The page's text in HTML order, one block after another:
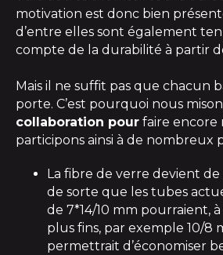
motivation est donc bien
d’entre elles sont également
compte de la durabilité à partir
Mais il ne suffit pas que chacun
porte. C’est pourquoi nous
collaboration pour faire encore
participons ainsi à de nombreux
La fibre de verre devient
de sorte que les tubes
de 7*14/10 mm pourraient,
plus fins, par exemple 10/8
permettrait d’économiser